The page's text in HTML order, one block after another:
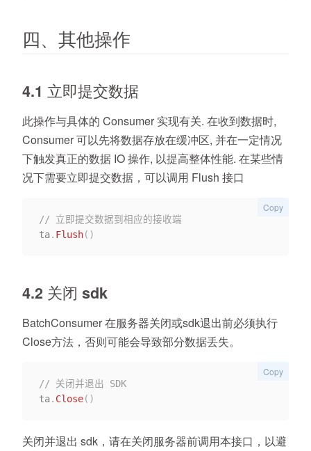
四、其他操作
4.1 立即提交数据
此操作与具体的 Consumer 实现有关. 在收到数据时,
Consumer 可以先将数据存放在缓冲区, 并在一定情况
下触发真正的数据 IO 操作, 以提高整体性能. 在某些情
况下需要立即提交数据，可以调用 Flush 接口
// 立即提交数据到相应的接收端
ta. Flush( )
Copy
4.2 关闭 sdk
BatchConsumer 在服务器关闭或sdk退出前必须执行
Close方法，否则可能会导致部分数据丢失。
// 关闭并退出 SDK
ta. Close( )
Copy
关闭并退出 sdk， 请在关闭服务器前调用本接口，以避